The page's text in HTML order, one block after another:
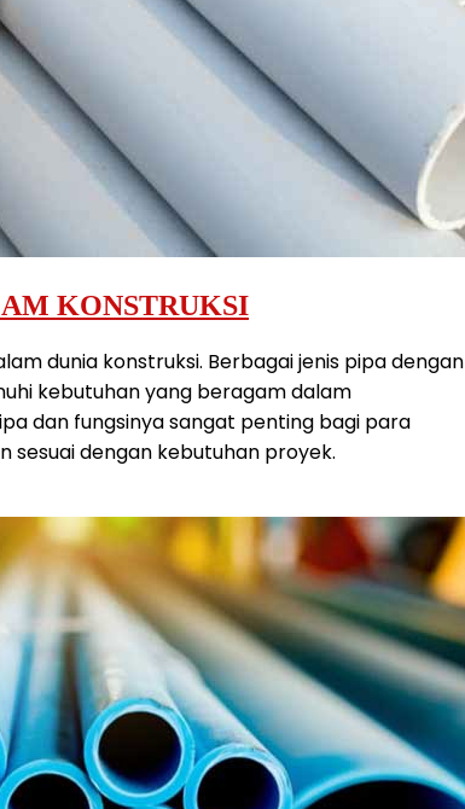
KONSTRUKSI
dunia konstruksi. Berbagai jenis pipa dengan
kebutuhan yang beragam dalam
dan fungsinya sangat penting bagi para
sesuai dengan kebutuhan proyek.